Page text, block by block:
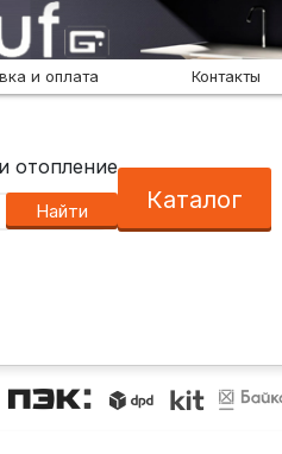
и оплата Контакты
отопление
Найти Каталог